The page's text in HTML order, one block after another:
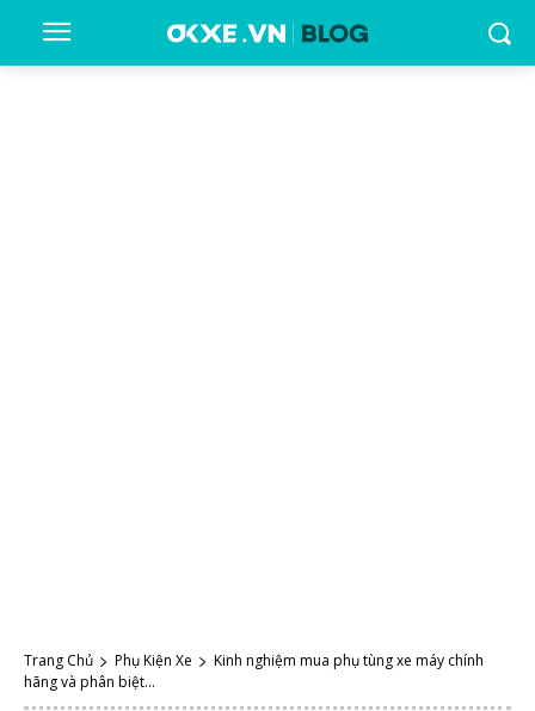
Trang Chủ Phụ Kiện Xe
Kinh nghiệm mua phụ tùng xe máy chính
hãng và phân biệt...